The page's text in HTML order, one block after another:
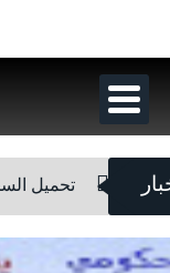
المدرسية